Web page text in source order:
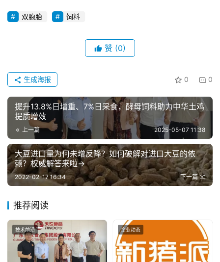
双胞胎 饲料
赞 (0)
0 0
生成海报
提升13.8%日增重、7%日采食，酵母饲料助力中华土鸡
提质增效
上一篇 2025-05-07 11:38
大豆进口量为何未增反降？如何破解对进口大豆的依
赖？权威解答来啦→
下一篇
2022-02-17 16:34
推荐阅读
技术前沿 企业动态